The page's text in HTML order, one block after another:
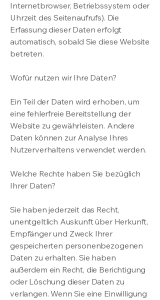
Internetbrowser, Betriebssystem oder
Uhrzeit des Seitenaufrufs). Die
Erfassung dieser Daten erfolgt
automatisch, sobald Sie diese Website
betreten.
Wofür nutzen wir Ihre Daten?
Ein Teil der Daten wird erhoben, um
eine fehlerfreie Bereitstellung der
Website zu gewährleisten. Andere
Daten können zur Analyse Ihres
Nutzerverhaltens verwendet werden.
Welche Rechte haben Sie bezüglich
Ihrer Daten?
Sie haben jederzeit das Recht,
unentgeltlich Auskunft über Herkunft,
Empfänger und Zweck Ihrer
gespeicherten personenbezogenen
Daten zu erhalten. Sie haben
außerdem ein Recht, die Berichtigung
oder Löschung dieser Daten zu
verlangen. Wenn Sie eine Einwilligung